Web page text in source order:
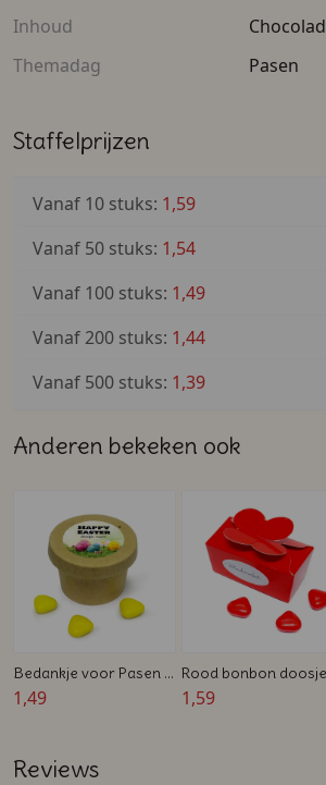
Inhoud
Themadag
Pasen
Staffelprijzen
Vanaf 10 stuks: 1,59
Vanaf 50 stuks: 1,54
Vanaf 100 stuks: 1,49
Vanaf 200 stuks: 1,44
Vanaf 500 stuks: 1,39
Anderen bekeken ook
Bedankje voor Pasen -
Bekertje gevuld met
1,49
Rood bonbon doosje
met vlindersluiting -
1,59
Reviews